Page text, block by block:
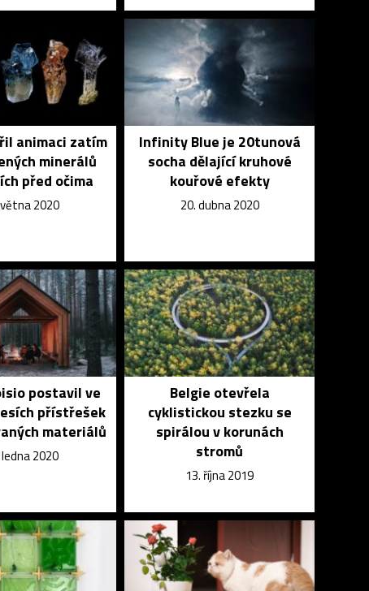
animaci zatím
minerálů
před očima
2020
Infinity Blue je 20tunová
socha dělající kruhové
kouřové efekty
20. dubna 2020
postavil ve
přístřešek
materiálů
2020
Belgie otevřela
cyklistickou stezku se
spirálou v korunách
stromů
13. října 2019